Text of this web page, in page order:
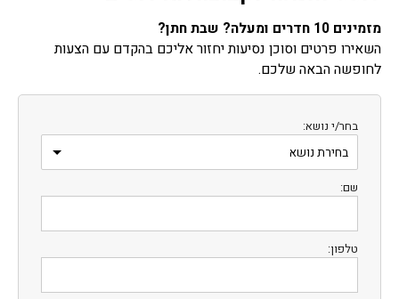
מזמינים 10 חדרים ומעלה? שבת חתן?
השאירו פרטים וסוכן נסיעות יחזור אליכם בהקדם עם הצעות
לחופשה הבאה שלכם.
בחר/י נושא:
שם:
טלפון: